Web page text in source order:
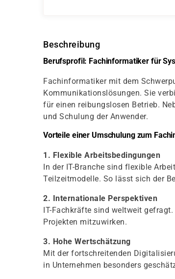
Beschreibung
Berufsprofil: Fachinformatiker für
Fachinformatiker mit dem
Kommunikationslösungen. Sie
für einen reibungslosen Betrieb.
und Schulung der Anwender.
Vorteile einer Umschulung zum
1. Flexible Arbeitsbedingungen
In der IT-Branche sind flexible
Teilzeitmodelle. So lässt sich der
2. Internationale Perspektiven
IT-Fachkräfte sind weltweit
Projekten mitzuwirken.
3. Hohe Wertschätzung
Mit der fortschreitenden
in Unternehmen besonders